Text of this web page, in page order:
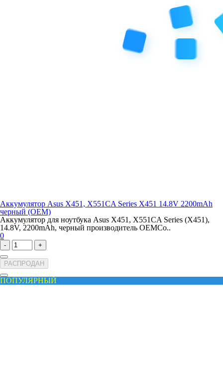
Аккумулятор Asus X451, X551CA Series X451 14.8V 2200mAh
черный (OEM)
Аккумулятор для ноутбука Asus X451, X551CA Series (X451),
14.8V, 2200mAh, черный производитель OEMСо..
0
- +
РАСПРОДАН
ПОПУЛЯРНЫЙ